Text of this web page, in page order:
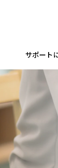
サポート